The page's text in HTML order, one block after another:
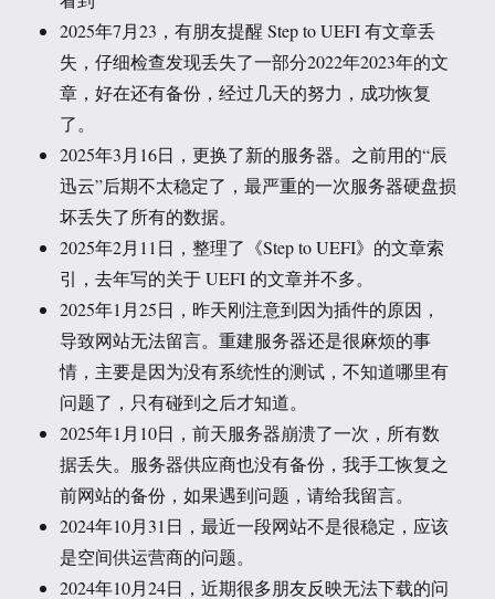
2025年7月23，有朋友提醒 Step to UEFI 有文章丢
失，仔细检查发现丢失了一部分2022年2023年的文
章，好在还有备份，经过几天的努力，成功恢复
了。
2025年3月16日，更换了新的服务器。之前用的“辰
迅云”后期不太稳定了，最严重的一次服务器硬盘损
坏丢失了所有的数据。
2025年2月11日，整理了《Step to UEFI》的文章索
引，去年写的关于 UEFI 的文章并不多。
2025年1月25日，昨天刚注意到因为插件的原因，
导致网站无法留言。重建服务器还是很麻烦的事
情，主要是因为没有系统性的测试，不知道哪里有
问题了，只有碰到之后才知道。
2025年1月10日，前天服务器崩溃了一次，所有数
据丢失。服务器供应商也没有备份，我手工恢复之
前网站的备份，如果遇到问题，请给我留言。
2024年10月31日，最近一段网站不是很稳定，应该
是空间供运营商的问题。
2024年10月24日，近期很多朋友反映无法下载的问